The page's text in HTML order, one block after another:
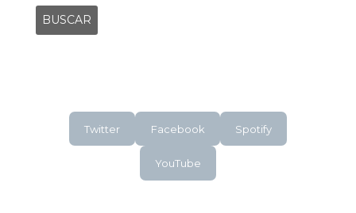
Twitter Facebook Spotify
YouTube